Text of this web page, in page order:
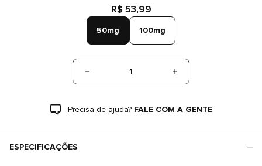
R$ 53,99
50mg 100mg
1
Precisa de ajuda? FALE COM A GENTE
ESPECIFICAÇÕES